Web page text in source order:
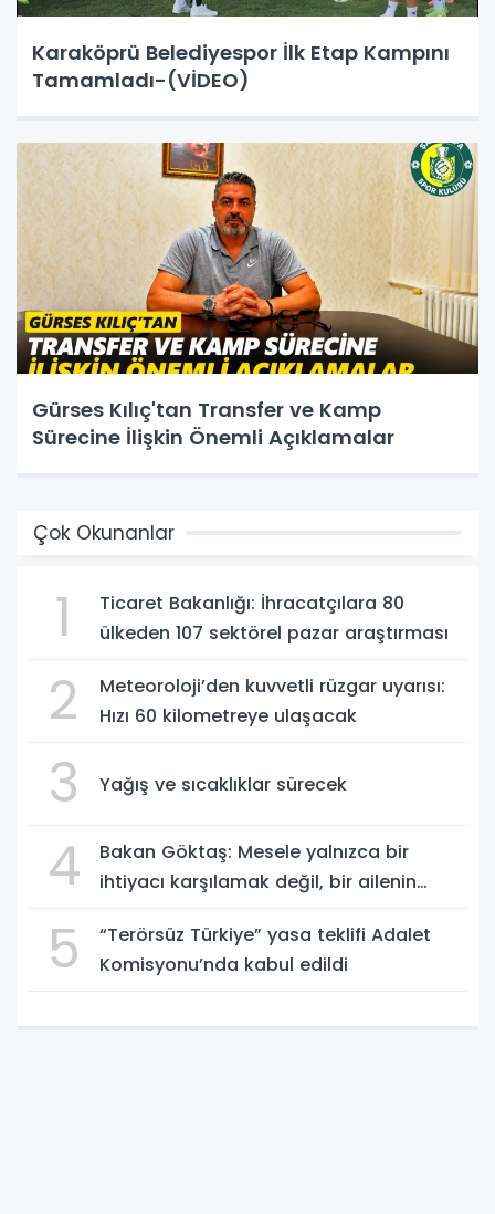
Karaköprü Belediyespor İlk Etap Kampını
Tamamladı-(VİDEO)
Gürses Kılıç'tan Transfer ve Kamp
Sürecine İlişkin Önemli Açıklamalar
Çok Okunanlar
1
Ticaret Bakanlığı: İhracatçılara 80
ülkeden 107 sektörel pazar araştırması
2
Meteoroloji’den kuvvetli rüzgar uyarısı:
Hızı 60 kilometreye ulaşacak
3 Yağış ve sıcaklıklar sürecek
4
Bakan Göktaş: Mesele yalnızca bir
ihtiyacı karşılamak değil, bir ailenin
5
“Terörsüz Türkiye” yasa teklifi Adalet
Komisyonu’nda kabul edildi